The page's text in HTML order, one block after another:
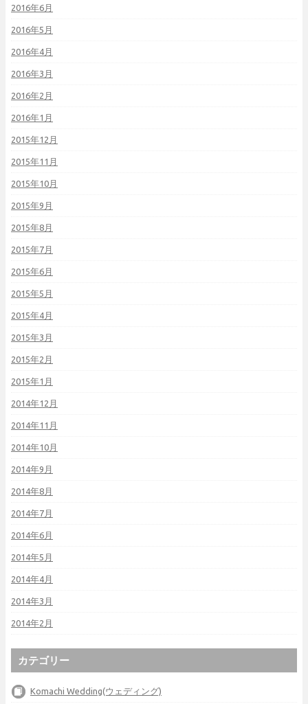
2016年6月
2016年5月
2016年4月
2016年3月
2016年2月
2016年1月
2015年12月
2015年11月
2015年10月
2015年9月
2015年8月
2015年7月
2015年6月
2015年5月
2015年4月
2015年3月
2015年2月
2015年1月
2014年12月
2014年11月
2014年10月
2014年9月
2014年8月
2014年7月
2014年6月
2014年5月
2014年4月
2014年3月
2014年2月
カテゴリー
Komachi Wedding(ウェディング)